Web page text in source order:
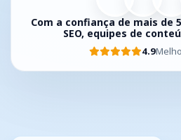
Com a confiança de mais de
SEO, equipes de
4.9